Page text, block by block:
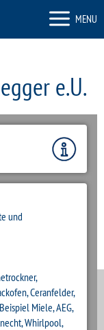
MENU
e.U.
ZURÜCK
und
Ceranfelder,
Miele, AEG,
Whirlpool,